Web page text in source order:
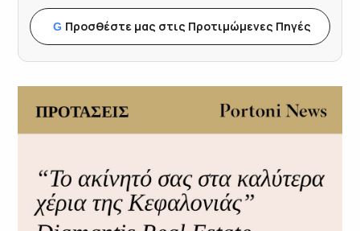
G Προσθέστε μας στις Προτιμώμενες Πηγές